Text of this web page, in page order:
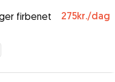
firbenet
275kr./dag